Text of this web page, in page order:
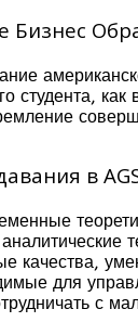
Бизнес
студента,
в
качества,
для
с